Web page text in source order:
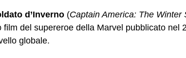
d’Inverno (Captain America: The Winter
film del supereroe della Marvel pubblicato nel
globale.